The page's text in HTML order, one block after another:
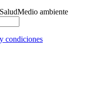
SaludMedio ambiente
condiciones